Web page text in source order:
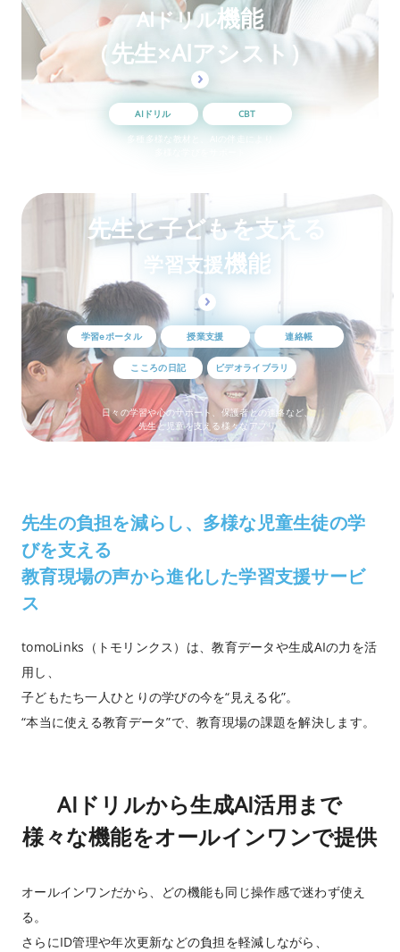
AIドリル機能
（先生×AIアシスト）
AIドリル
CBT
多種多様な教材と、AIの伴走により
先生と子どもを支える
学習支援機能
学習eポータル 授業支援 連絡帳
こころの日記 ビデオライブラリ
日々の学習や心のサポート、保護者との連絡など、
先生と児童を支える様々なアプリ
先生の負担を減らし、多様な児童生徒の学
びを支える
教育現場の声から進化した学習支援サービ
ス
tomoLinks（トモリンクス）は、教育データや生成AIの力を活
用し、
子どもたち一人ひとりの学びの今を“見える化”。
“本当に使える教育データ”で、教育現場の課題を解決します。
AIドリルから生成AI活用まで
様々な機能をオールインワンで提供
オールインワンだから、どの機能も同じ操作感で迷わず使え
る。
さらにID管理や年次更新などの負担を軽減しながら、